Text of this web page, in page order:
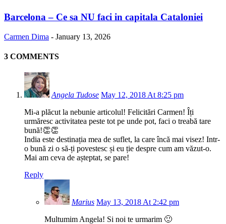
Barcelona – Ce sa NU faci in capitala Cataloniei
Carmen Dima - January 13, 2026
3 COMMENTS
Angela Tudose May 12, 2018 At 8:25 pm
Mi-a plăcut la nebunie articolul! Felicitări Carmen! Îți
urmăresc activitatea peste tot pe unde pot, faci o treabă tare
bună!👏👏
India este destinația mea de suflet, la care încă mai visez! Intr-
o bună zi o să-ți povestesc și eu ție despre cum am văzut-o.
Mai am ceva de așteptat, se pare!
Reply
Marius May 13, 2018 At 2:42 pm
Multumim Angela! Si noi te urmarim 🙂